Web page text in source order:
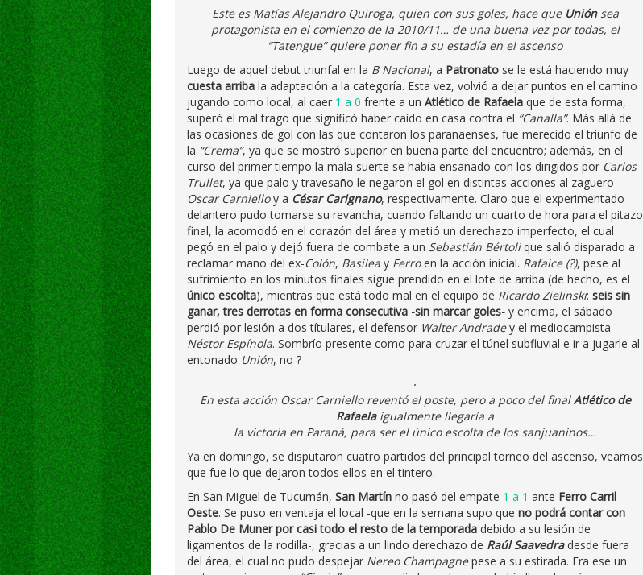
Este es Matías Alejandro Quiroga, quien con sus goles, hace que Uniónsea
protagonista en el comienzo de la 2010/11… de una buena vez por todas, el
“Tatengue” quiere poner fin a su estadía en el ascenso
Luego de aquel debut triunfal en la B Nacional, a Patronato se le está haciendo muy
cuesta arriba la adaptación a la categoría. Esta vez, volvió a dejar puntos en el camino
jugando como local, al caer 1 a 0 frente a un Atlético de Rafaela que de esta forma,
superó el mal trago que significó haber caído en casa contra el “Canalla”. Más allá de
las ocasiones de gol con las que contaron los paranaenses, fue merecido el triunfo de
la “Crema”, ya que se mostró superior en buena parte del encuentro; además, en el
curso del primer tiempo la mala suerte se había ensañado con los dirigidos por Carlos
Trullet, ya que palo y travesaño le negaron el gol en distintas acciones al zaguero
Oscar Carnielloy a César Carignano, respectivamente. Claro que el experimentado
delantero pudo tomarse su revancha, cuando faltando un cuarto de hora para el pitazo
final, la acomodó en el corazón del área y metió un derechazo imperfecto, el cual
pegó en el palo y dejó fuera de combate a un Sebastián Bértolique salió disparado a
reclamar mano del ex-Colón, Basilea y Ferroen la acción inicial. Rafaice (?), pese al
sufrimiento en los minutos finales sigue prendido en el lote de arriba (de hecho, es el
único escolta), mientras que está todo mal en el equipo de Ricardo Zielinski: seis sin
ganar, tres derrotas en forma consecutiva -sin marcar goles- y encima, el sábado
perdió por lesión a dos títulares, el defensor Walter Andradey el mediocampista
Néstor Espínola. Sombrío presente como para cruzar el túnel subfluvial e ir a jugarle al
entonado Unión, no ?
En esta acción Oscar Carniello reventó el poste, pero a poco del finalAtlético de
Rafaelaigualmente llegaría a
la victoria en Paraná, para ser el único escolta de los sanjuaninos…
Ya en domingo, se disputaron cuatro partidos del principal torneo del ascenso, veamos
que fue lo que dejaron todos ellos en el tintero.
En San Miguel de Tucumán, San Martín no pasó del empate 1 a 1 ante Ferro Carril
Oeste. Se puso en ventaja el local -que en la semana supo que no podrá contar con
Pablo De Muner por casi todo el resto de la temporada debido a su lesión de
ligamentos de la rodilla-, gracias a un lindo derechazo de Raúl Saavedradesde fuera
del área, el cual no pudo despejar Nereo Champagnepese a su estirada. Era ese un